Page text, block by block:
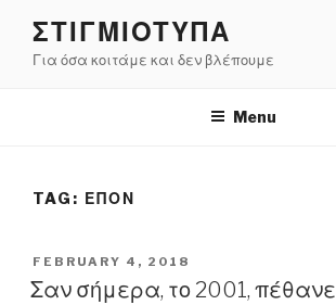
content
ΣΤΙΓΜΙΟΤΥΠΑ
Για όσα κοιτάμε και δεν βλέπουμε
Menu
TAG: ΕΠΟΝ
POSTED
ON
FEBRUARY 4, 2018
Σαν σήμερα, το 2001, πέθανε